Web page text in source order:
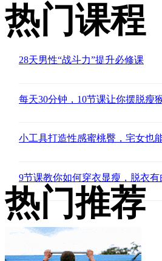
热门课程
28天男性“战斗力”提升必修课
每天30分钟，10节课让你摆脱瘦
小工具打造性感蜜桃臀，宅女也
9节课教你如何穿衣显瘦，脱衣有
热门推荐